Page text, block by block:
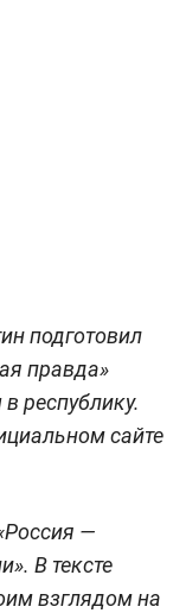
подготовил
правда»
республику.
сайте
—
В тексте
взглядом на